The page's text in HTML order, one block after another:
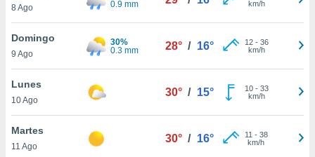
más
nuestra
y
8 Ago
0.9 mm
km/h
Domingo
9 Ago
30%
0.3 mm
28° / 16° 12- 36
km/h
Lunes
10 Ago
30° / 15° 10- 33
km/h
Martes
11 Ago
30° / 16° 11 - 38
km/h